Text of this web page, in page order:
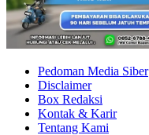
Pedoman Media Siber
Disclaimer
Box Redaksi
Kontak & Karir
Tentang Kami